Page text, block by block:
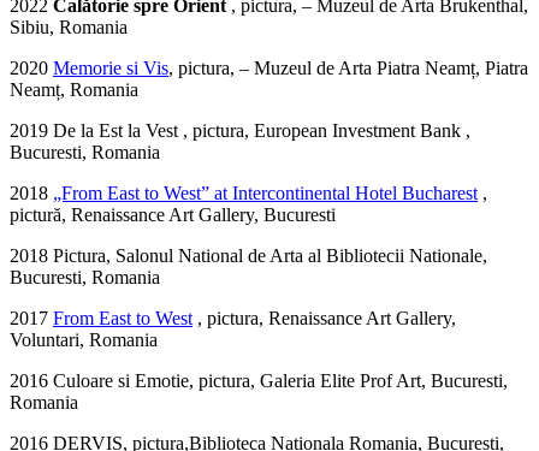
2022 Calătorie spre Orient , pictura, – Muzeul de Arta Brukenthal,
Sibiu, Romania
2020 Memorie si Vis, pictura, – Muzeul de Arta Piatra Neamț, Piatra
Neamț, Romania
2019 De la Est la Vest , pictura, European Investment Bank ,
Bucuresti, Romania
2018 „From East to West” at Intercontinental Hotel Bucharest ,
pictură, Renaissance Art Gallery, Bucuresti
2018 Pictura, Salonul National de Arta al Bibliotecii Nationale,
Bucuresti, Romania
2017 From East to West , pictura, Renaissance Art Gallery,
Voluntari, Romania
2016 Culoare si Emotie, pictura, Galeria Elite Prof Art, Bucuresti,
Romania
2016 DERVIS, pictura,Biblioteca Nationala Romania, Bucuresti,